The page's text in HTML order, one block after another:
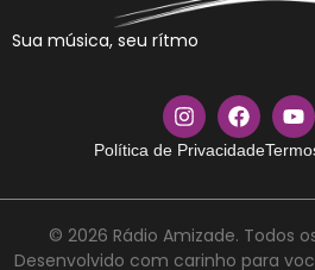
Sua música, seu rítmo
Política de Privacidade
© 2026 Rádio Amizade. Todos
Desenvolvido com carinho para